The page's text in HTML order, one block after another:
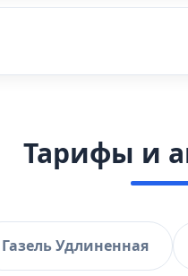
Тарифы и
Газель Удлиненная